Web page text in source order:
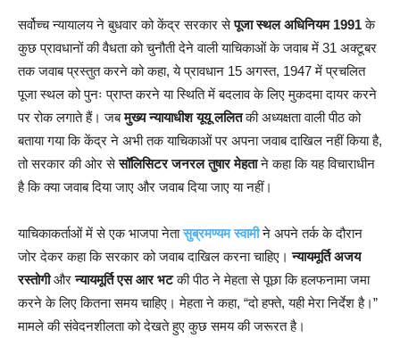
सर्वोच्च न्यायालय ने बुधवार को केंद्र सरकार सेपूजा स्थल अधिनियम 1991के
कुछ प्रावधानों की वैधता को चुनौती देने वाली याचिकाओं के जवाब में 31 अक्टूबर
तक जवाब प्रस्तुत करने को कहा, ये प्रावधान 15 अगस्त, 1947 में प्रचलित
पूजा स्थल को पुनः प्राप्त करने या स्थिति में बदलाव के लिए मुकदमा दायर करने
पर रोक लगाते हैं। जबमुख्य न्यायाधीश यूयू ललितकी अध्यक्षता वाली पीठ को
बताया गया कि केंद्र ने अभी तक याचिकाओं पर अपना जवाब दाखिल नहीं किया है,
तो सरकार की ओर सेसॉलिसिटर जनरल तुषार मेहताने कहा कि यह विचाराधीन
है कि क्या जवाब दिया जाए और जवाब दिया जाए या नहीं।
याचिकाकर्ताओं में से एक भाजपा नेतासुब्रमण्यम स्वामीने अपने तर्क के दौरान
जोर देकर कहा कि सरकार को जवाब दाखिल करना चाहिए।न्यायमूर्ति अजय
रस्तोगीऔरन्यायमूर्ति एस आर भटकी पीठ ने मेहता से पूछा कि हलफनामा जमा
करने के लिए कितना समय चाहिए। मेहता ने कहा, “दो हफ्ते, यही मेरा निर्देश है।”
मामले की संवेदनशीलता को देखते हुए कुछ समय की जरूरत है।